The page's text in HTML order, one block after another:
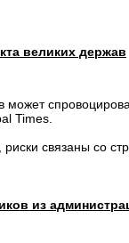
великих держав
может
Times.
связаны со
из